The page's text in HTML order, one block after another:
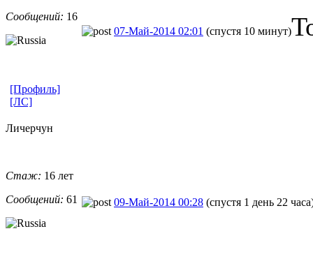
Сообщений: 16
07-Май-2014 02:01 (спустя 10 минут)
[Профиль]
[ЛС]
Личерчун
Стаж: 16 лет
Сообщений: 61 09-Май-2014 00:28 (спустя 1 день 22